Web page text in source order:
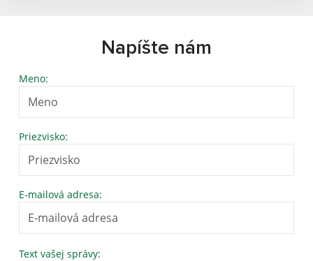
Napíšte nám
Meno:
Priezvisko:
E-mailová adresa:
Text vašej správy: